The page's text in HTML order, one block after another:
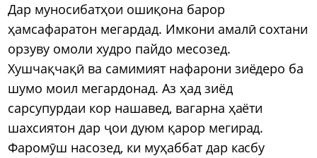
Дар муносибатҳои ошиқона барор
ҳамсафаратон мегардад. Имкони амалӣ сохтани
орзуву омоли худро пайдо месозед.
Хушчақчақӣ ва самимият нафарони зиёдеро ба
шумо моил мегардонад. Аз ҳад зиёд
сарсупурдаи кор нашавед, вагарна ҳаёти
шахсиятон дар ҷои дуюм қарор мегирад.
Фаромӯш насозед, ки муҳаббат дар касбу